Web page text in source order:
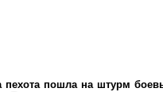
пошла на штурм